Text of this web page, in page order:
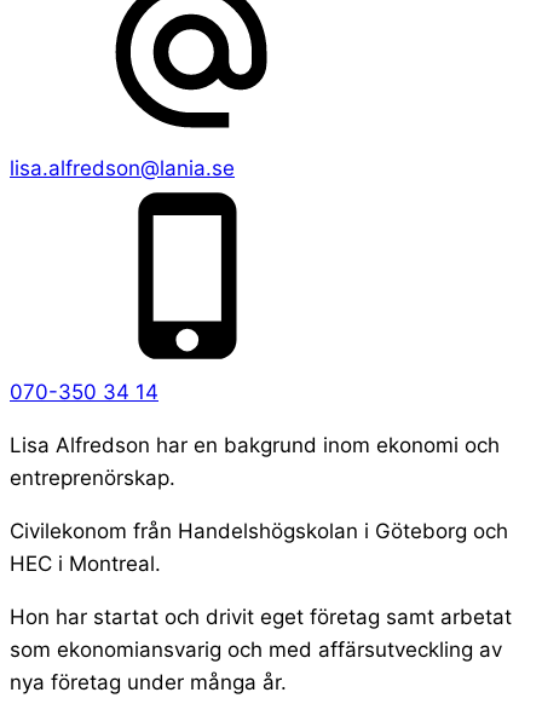
lisa.alfredson@lania.se
070-350 34 14
Lisa Alfredson har en bakgrund inom ekonomi och
entreprenörskap.
Civilekonom från Handelshögskolan i Göteborg och
HEC i Montreal.
Hon har startat och drivit eget företag samt arbetat
som ekonomiansvarig och med affärsutveckling av
nya företag under många år.